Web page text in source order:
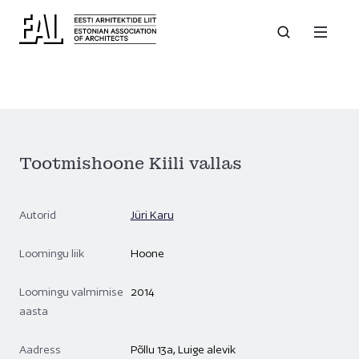
Tootmishoone Kiili vallas
Autorid Jüri Karu
Loomingu liik Hoone
Loomingu valmimise
aasta
2014
Aadress Põllu 13a, Luige alevik